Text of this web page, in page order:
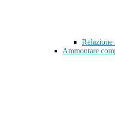
Relazione
Ammontare